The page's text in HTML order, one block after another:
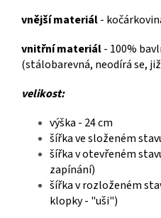
vnější materiál-
vnitřní materiál- 100%
(stálobarevná, neodírá se,
velikost:
výška - 24 cm
šířka ve složeném
šířka v otevřeném
zapínání)
šířka v rozloženém
klopky - "uši")